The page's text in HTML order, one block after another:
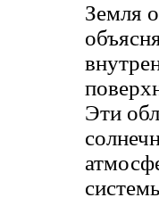
Земля
Эти